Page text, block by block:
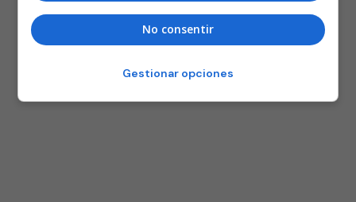
No consentir
Gestionar opciones